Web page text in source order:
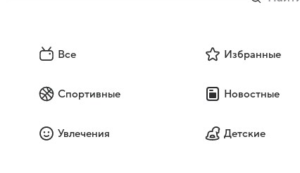
Все Избранные
Спортивные Новостные
Увлечения Детские